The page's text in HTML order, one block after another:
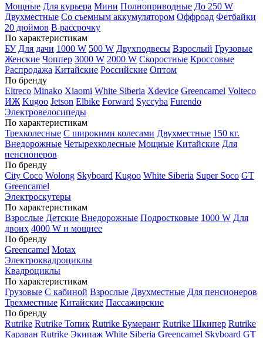
Мощные Для курьера Мини Полноприводные До 250 W
Двухместные Со съемным аккумулятором Оффроад Фетбайки
20 дюймов В рассрочку
По характеристикам
БУ Для дачи 1000 W 500 W Двухподвесы Взрослый Грузовые
Женские Чоппер 3000 W 2000 W Скоростные Кроссовые
Распродажа Китайские Российские Оптом
По бренду
Eltreco Minako Xiaomi White Siberia Xdevice Greencamel Volteco
ИЖ Kugoo Jetson Elbike Forward Syccyba Furendo
Электровелосипеды
По характеристикам
Трехколесные С широкими колесами Двухместные 150 кг.
Внедорожные Четырехколесные Мощные Китайские Для
пенсионеров
По бренду
City Coco Wolong Skyboard Kugoo White Siberia Super Soco GT
Greencamel
Электроскутеры
По характеристикам
Взрослые Детские Внедорожные Подростковые 1000 W Для
двоих 4000 W и мощнее
По бренду
Greencamel Motax
Электроквадроциклы
Квадроциклы
По характеристикам
Грузовые С кабиной Взрослые Двухместные Для пенсионеров
Трехместные Китайские Пассажирские
По бренду
Rutrike Rutrike Топик Rutrike Бумеранг Rutrike Шкипер Rutrike
Караван Rutrike Экипаж White Siberia Greencamel Skyboard GT